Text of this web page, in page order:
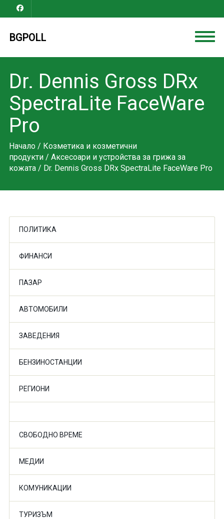
BGPOLL
Dr. Dennis Gross DRx
SpectraLite FaceWare
Pro
Начало/ Козметика и козметични
продукти/ Аксесоари и устройства за грижа за
кожата/ Dr. Dennis Gross DRx SpectraLite FaceWare Pro
ПОЛИТИКА
ФИНАНСИ
ПАЗАР
АВТОМОБИЛИ
ЗАВЕДЕНИЯ
БЕНЗИНОСТАНЦИИ
РЕГИОНИ
СВОБОДНО ВРЕМЕ
МЕДИИ
КОМУНИКАЦИИ
ТУРИЗЪМ